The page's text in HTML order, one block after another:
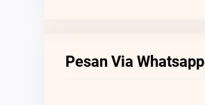
Pesan Via Whatsapp